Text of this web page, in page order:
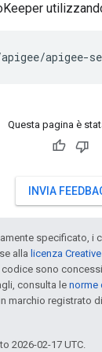
apigee-
Questa pagina è
INVIA
specificato, i
alla licenza
sono
consulta lenorme
marchio registrato
2026-02-17 UTC.